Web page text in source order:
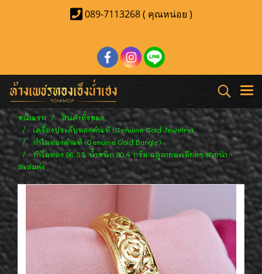
089-7113268 ( คุณหน่อย )
หน้าแรก
สินค้าทั้งหมด
เครื่องประดับทองคำแท้ (Genuine Gold Jewelry)
กำไลทองคำแท้ (Genuine Gold Bangle)
กำไลทอง 96.5% น้ำหนัก 30.4 กรัม ฉลุลายละเอียดๆ สวยน่า
สะสมค่ะ